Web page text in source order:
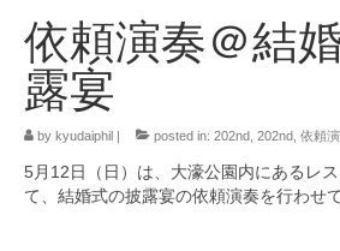
演奏会情報
卒業記念演奏会2027
九大フィルとは
九大フィルの歴史
依頼演奏＠結
露宴
by kyudaiphil posted in: 202nd 202nd 依頼
5月12日（日）は、大濠公園内にあるレ
て、結婚式の披露宴の依頼演奏を行わせ